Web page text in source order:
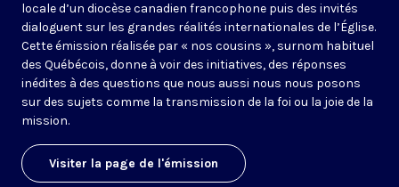
locale d’un diocèse canadien francophone puis des invités
dialoguent sur les grandes réalités internationales de l’Église.
Cette émission réalisée par « nos cousins », surnom habituel
des Québécois, donne à voir des initiatives, des réponses
inédites à des questions que nous aussi nous nous posons
sur des sujets comme la transmission de la foi ou la joie de la
mission.
Visiter la page de l'émission